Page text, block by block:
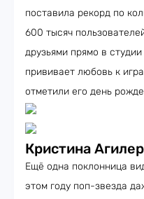
поставила рекорд по
600 тысяч
друзьями прямо в
прививает любовь к
отметили его день
Кристина
Ещё одна поклонница
этом году поп-звезда